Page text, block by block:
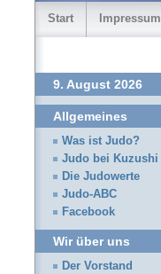
Start Impressum
9. August 2026
Allgemeines
Was ist Judo?
Judo bei Kuzushi
Die Judowerte
Judo-ABC
Facebook
Wir über uns
Der Vorstand